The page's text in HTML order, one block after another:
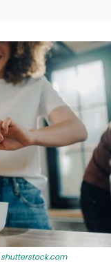
shutterstock.com